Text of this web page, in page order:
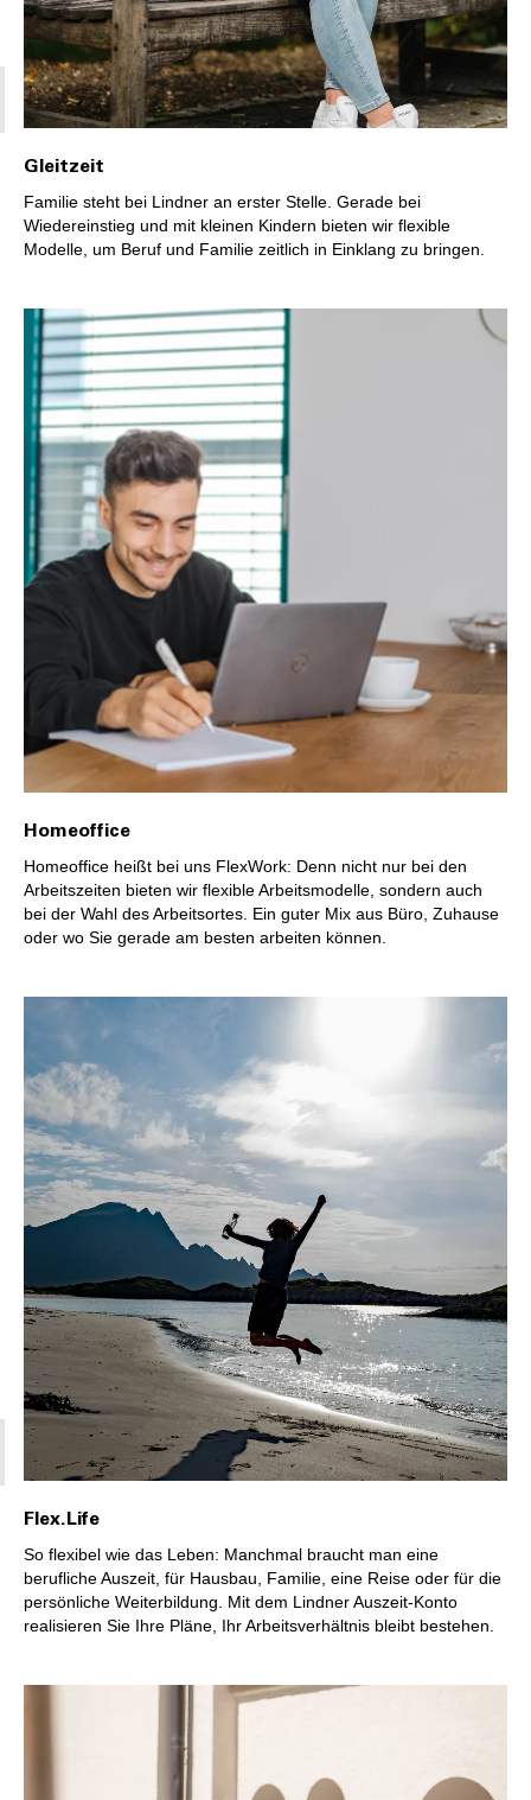
Gleitzeit
Familie steht bei Lindner an erster Stelle. Gerade bei
Wiedereinstieg und mit kleinen Kindern bieten wir flexible
Modelle, um Beruf und Familie zeitlich in Einklang zu bringen.
Homeoffice
Homeoffice heißt bei uns FlexWork: Denn nicht nur bei den
Arbeitszeiten bieten wir flexible Arbeitsmodelle, sondern auch
bei der Wahl des Arbeitsortes. Ein guter Mix aus Büro, Zuhause
oder wo Sie gerade am besten arbeiten können.
Flex.Life
So flexibel wie das Leben: Manchmal braucht man eine
berufliche Auszeit, für Hausbau, Familie, eine Reise oder für die
persönliche Weiterbildung. Mit dem Lindner Auszeit-Konto
realisieren Sie Ihre Pläne, Ihr Arbeitsverhältnis bleibt bestehen.